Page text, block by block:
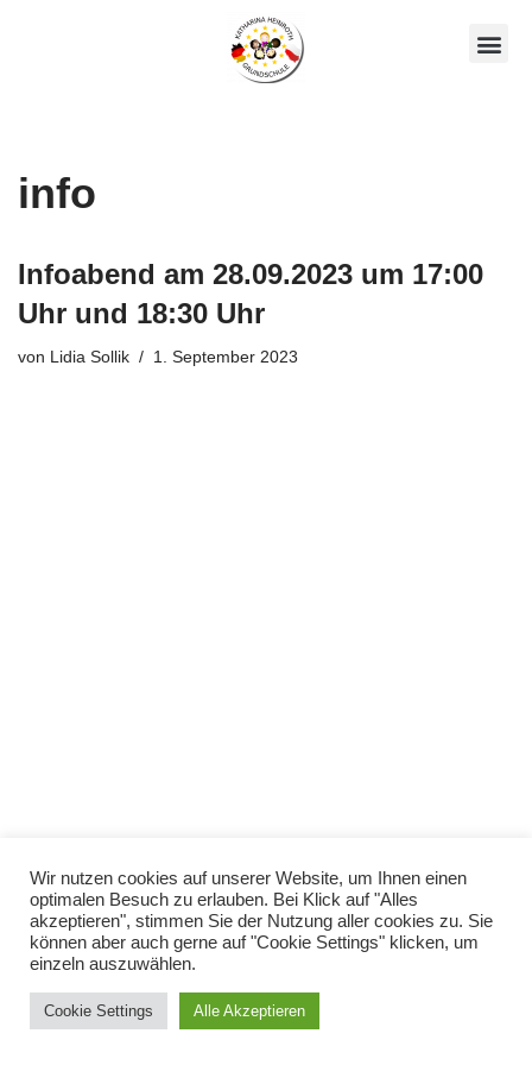
info
Infoabend am 28.09.2023 um 17:00
Uhr und 18:30 Uhr
von Lidia Sollik 1. September 2023
Copyright © Katharina Heinroth Grundschule 2021
Impressum
Kontakt
Wir nutzen cookies auf unserer Website, um Ihnen einen
optimalen Besuch zu erlauben. Bei Klick auf "Alles
akzeptieren", stimmen Sie der Nutzung aller cookies zu. Sie
können aber auch gerne auf "Cookie Settings" klicken, um
einzeln auszuwählen.
Cookie Settings Alle Akzeptieren